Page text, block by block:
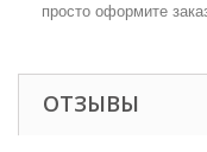
просто оформите
ОТЗЫВЫ